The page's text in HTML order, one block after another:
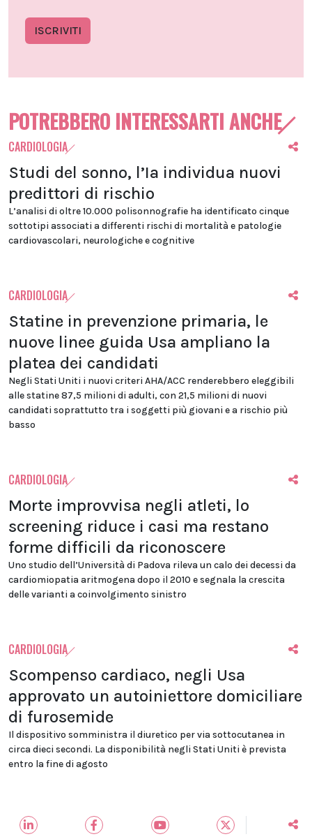
ISCRIVITI
POTREBBERO INTERESSARTI ANCHE
CARDIOLOGIA
Studi del sonno, l’Ia individua nuovi
predittori di rischio
L’analisi di oltre 10.000 polisonnografie ha identificato cinque
sottotipi associati a differenti rischi di mortalità e patologie
cardiovascolari, neurologiche e cognitive
CARDIOLOGIA
Statine in prevenzione primaria, le
nuove linee guida Usa ampliano la
platea dei candidati
Negli Stati Uniti i nuovi criteri AHA/ACC renderebbero eleggibili
alle statine 87,5 milioni di adulti, con 21,5 milioni di nuovi
candidati soprattutto tra i soggetti più giovani e a rischio più
basso
CARDIOLOGIA
Morte improvvisa negli atleti, lo
screening riduce i casi ma restano
forme difficili da riconoscere
Uno studio dell’Università di Padova rileva un calo dei decessi da
cardiomiopatia aritmogena dopo il 2010 e segnala la crescita
delle varianti a coinvolgimento sinistro
CARDIOLOGIA
Scompenso cardiaco, negli Usa
approvato un autoiniettore domiciliare
di furosemide
Il dispositivo somministra il diuretico per via sottocutanea in
circa dieci secondi. La disponibilità negli Stati Uniti è prevista
entro la fine di agosto